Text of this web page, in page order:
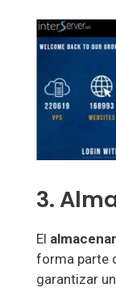
3.
El
forma parte
garantizar